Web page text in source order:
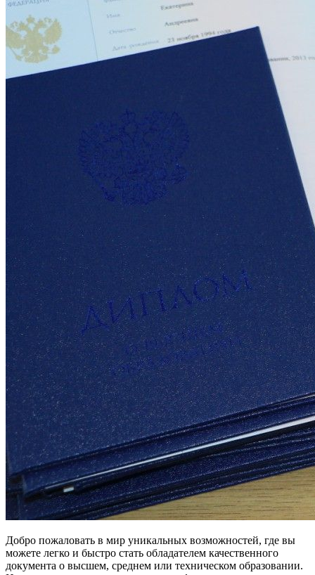
Добро пожаловать в мир уникальных возможностей, где вы
можете легко и быстро стать обладателем качественного
документа о высшем, среднем или техническом образовании.